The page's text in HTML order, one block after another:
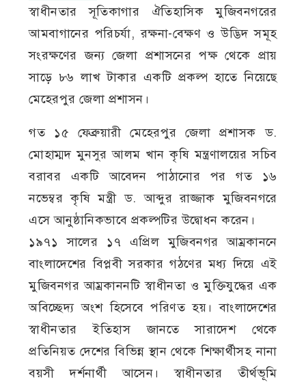
স্বাধীনতার সূতিকাগার ঐতিহাসিক মুজিবনগরের
আমবাগানের পরিচর্যা, রক্ষনা-বেক্ষণ ও উদ্ভিদ সমূহ
সংরক্ষণের জন্য জেলা প্রশাসনের পক্ষ থেকে প্রায়
সাড়ে ৮৬ লাখ টাকার একটি প্রকল্প হাতে নিয়েছে
মেহেরপুর জেলা প্রশাসন।
গত ১৫ ফেব্রুয়ারী মেহেরপুর জেলা প্রশাসক ড.
মোহাম্মদ মুনসুর আলম খান কৃষি মন্ত্রণালয়ের সচিব
বরাবর একটি আবেদন পাঠানোর পর গত ১৬
নভেম্বর কৃষি মন্ত্রী ড. আব্দুর রাজ্জাক মুজিবনগরে
এসে আনুষ্ঠানিকভাবে প্রকল্পটির উদ্বোধন করেন।
১৯৭১ সালের ১৭ এপ্রিল মুজিবনগর আম্রকাননে
বাংলাদেশের বিপ্লবী সরকার গঠণের মধ্য দিয়ে এই
মুজিবনগর আম্রকাননটি স্বাধীনতা ও মুক্তিযুদ্ধের এক
অবিচ্ছেদ্য অংশ হিসেবে পরিণত হয়। বাংলাদেশের
স্বাধীনতার ইতিহাস জানতে সারাদেশ থেকে
প্রতিনিয়ত দেশের বিভিন্ন স্থান থেকে শিক্ষার্থীসহ নানা
বয়সী দর্শনার্থী আসেন। স্বাধীনতার তীর্থভূমি